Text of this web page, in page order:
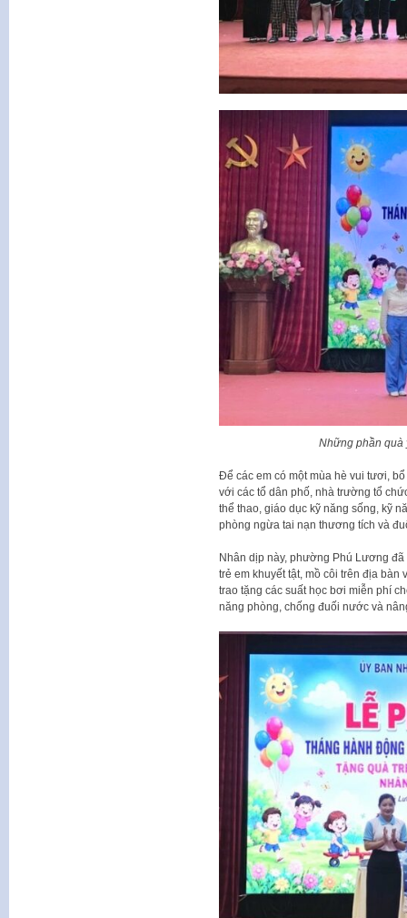
Những phần quà
Để các em có một mùa hè vui tươi,
với các tổ dân phố, nhà trường tổ
thể thao, giáo dục kỹ năng sống, kỹ
phòng ngừa tai nạn thương tích và
Nhân dịp này, phường Phú Lương
trẻ em khuyết tật, mồ côi trên địa
trao tặng các suất học bơi miễn phí
năng phòng, chống đuối nước và